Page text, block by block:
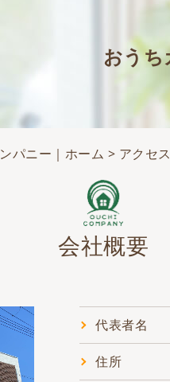
おうち
パニー｜ホーム > アクセス
会社概要
代表者名
住所